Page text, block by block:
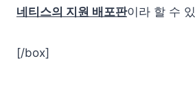
네티스의 지원 배포판이라 할 수
[/box]